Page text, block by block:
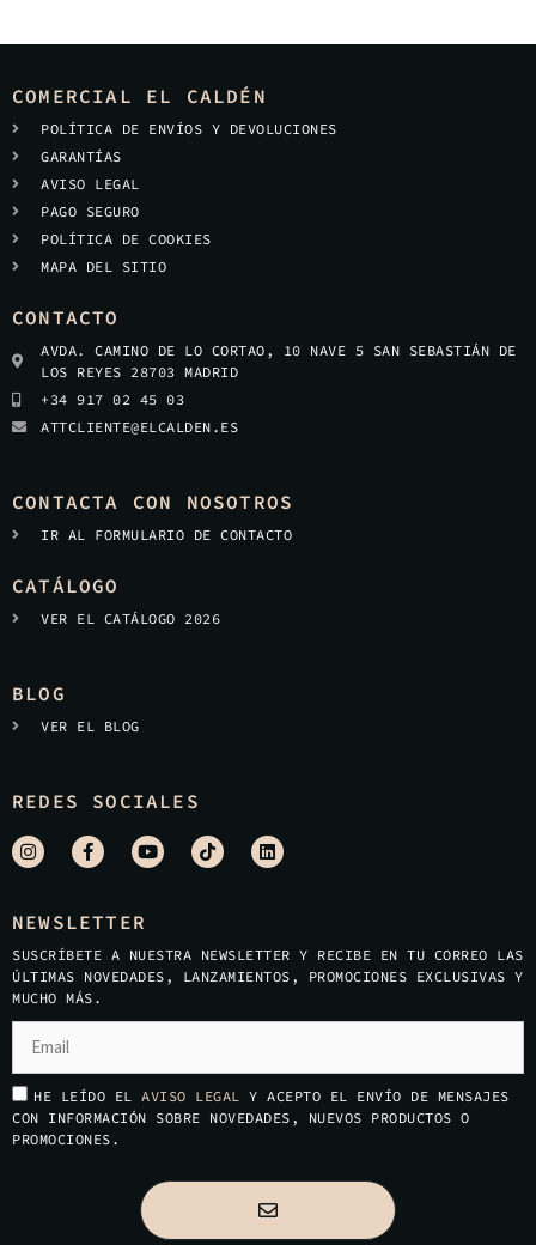
COMERCIAL EL CALDÉN
POLÍTICA DE ENVÍOS Y DEVOLUCIONES
GARANTÍAS
AVISO LEGAL
PAGO SEGURO
POLÍTICA DE COOKIES
MAPA DEL SITIO
CONTACTO
AVDA. CAMINO DE LO CORTAO, 10 NAVE 5 SAN SEBASTIÁN DE
LOS REYES 28703 MADRID
+34 917 02 45 03
ATTCLIENTE@ELCALDEN.ES
CONTACTA CON NOSOTROS
IR AL FORMULARIO DE CONTACTO
CATÁLOGO
VER EL CATÁLOGO 2026
BLOG
VER EL BLOG
REDES SOCIALES
NEWSLETTER
SUSCRÍBETE A NUESTRA NEWSLETTER Y RECIBE EN TU CORREO LAS
ÚLTIMAS NOVEDADES, LANZAMIENTOS, PROMOCIONES EXCLUSIVAS Y
MUCHO MÁS.
HE LEÍDO EL AVISO LEGAL Y ACEPTO EL ENVÍO DE MENSAJES
CON INFORMACIÓN SOBRE NOVEDADES, NUEVOS PRODUCTOS O
PROMOCIONES.